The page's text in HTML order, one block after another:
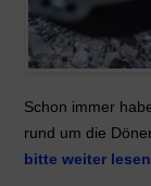
Schon immer
rund um die
bitte weiter